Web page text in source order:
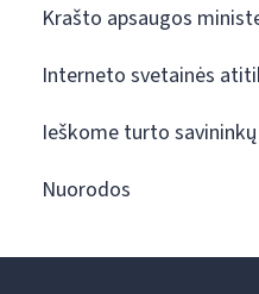
Krašto apsaugos
Interneto svetainės
Ieškome turto savininkų
Nuorodos